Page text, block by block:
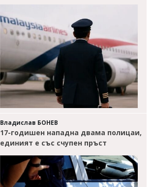
Владислав БОНЕВ
17-годишен нападна двама полицаи,
единият е със счупен пръст